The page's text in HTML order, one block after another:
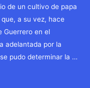
de un cultivo de papa
a su vez, hace
Guerrero en el
adelantada por la
pudo determinar la …